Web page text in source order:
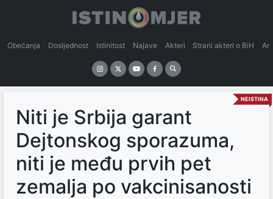
Obećanja Dosljednost Istinitost Najave Akteri Strani akteri o BiH
NEISTINA
Niti je Srbija garant
Dejtonskog sporazuma,
niti je među prvih pet
zemalja po vakcinisanosti